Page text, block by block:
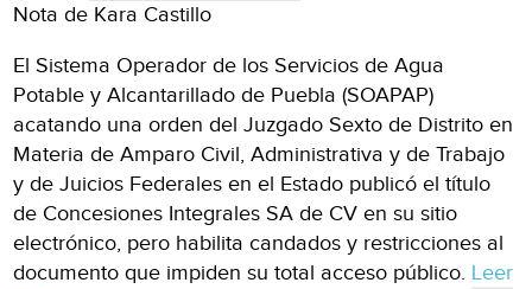
Nota de Kara Castillo
El Sistema Operador de los Servicios de Agua
Potable y Alcantarillado de Puebla (SOAPAP)
acatando una orden del Juzgado Sexto de Distrito en
Materia de Amparo Civil, Administrativa y de Trabajo
y de Juicios Federales en el Estado publicó el título
de Concesiones Integrales SA de CV en su sitio
electrónico, pero habilita candados y restricciones al
documento que impiden su total acceso público. Leer